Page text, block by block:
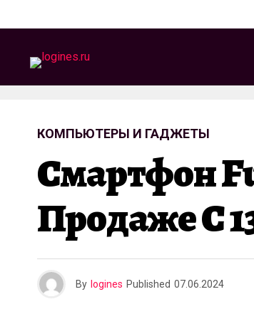
КОМПЬЮТЕРЫ И ГАДЖЕТЫ
Смартфон
Продаже С
By logines Published 07.06.2024